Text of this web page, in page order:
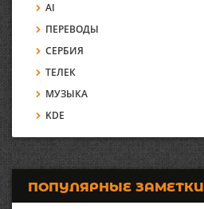
AI
ПЕРЕВОДЫ
СЕРБИЯ
ТЕЛЕК
МУЗЫКА
KDE
ПОПУЛЯРНЫЕ ЗАМЕТКИ